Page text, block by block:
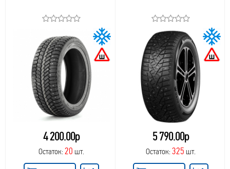
4 200.00р
Остаток: 20 шт.
5 790.00р
Остаток:325 шт.